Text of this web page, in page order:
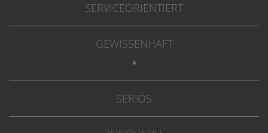
SERVICEORIENTIERT
GEWISSENHAFT
♦
SERIÖS